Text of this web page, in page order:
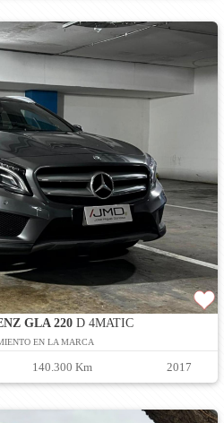
GLA 220D 4MATIC
EN LA MARCA
140.300 Km 2017